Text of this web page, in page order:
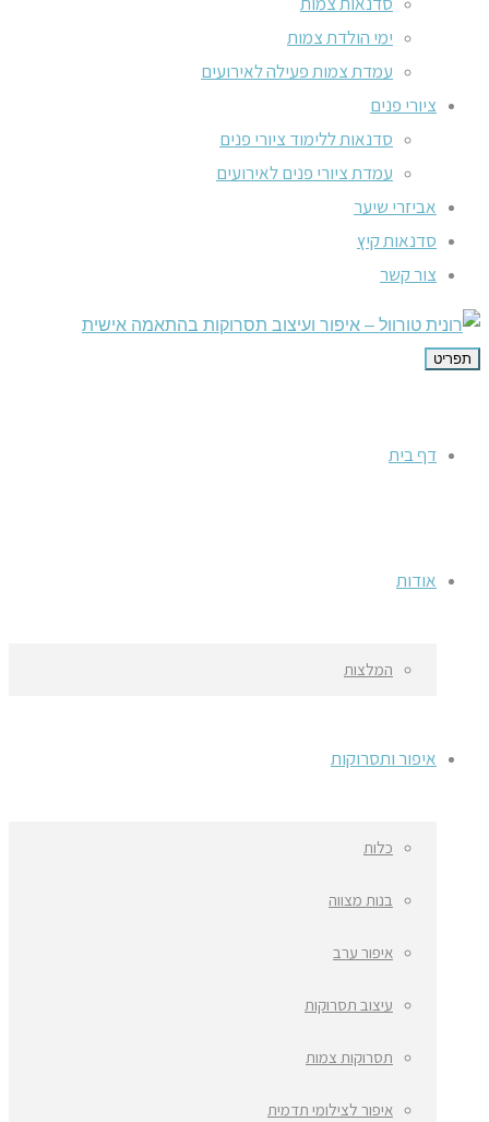
ימי הולדת צמות
עמדת צמות פעילה לאירועים
ציורי פנים
סדנאות ללימוד ציורי פנים
עמדת ציורי פנים לאירועים
אביזרי שיער
סדנאות קיץ
צור קשר
תפריט
דף בית
אודות
המלצות
איפור ותסרוקות
כלות
בנות מצווה
איפור ערב
עיצוב תסרוקות
תסרוקות צמות
איפור לצילומי תדמית